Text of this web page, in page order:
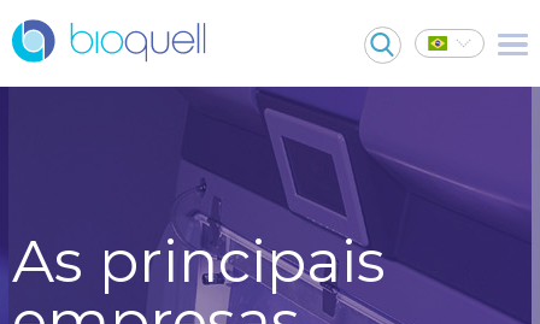
As principais